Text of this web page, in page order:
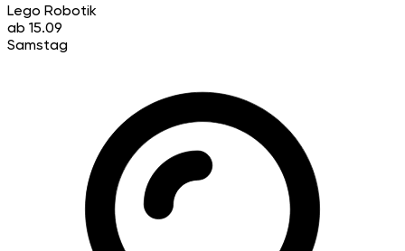
Lego Robotik
ab 15.09
Samstag